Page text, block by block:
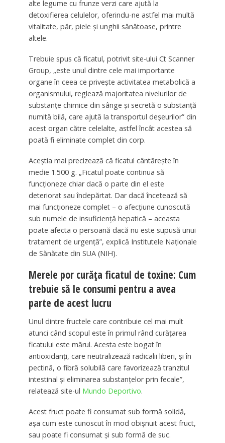
alte legume cu frunze verzi care ajută la
detoxifierea celulelor, oferindu-ne astfel mai multă
vitalitate, păr, piele și unghii sănătoase, printre
altele.
Trebuie spus că ficatul, potrivit site-ului Ct Scanner
Group, „este unul dintre cele mai importante
organe în ceea ce privește activitatea metabolică a
organismului, reglează majoritatea nivelurilor de
substanțe chimice din sânge și secretă o substanță
numită bilă, care ajută la transportul deșeurilor” din
acest organ către celelalte, astfel încât acestea să
poată fi eliminate complet din corp.
Aceștia mai precizează că ficatul cântărește în
medie 1.500 g. „Ficatul poate continua să
funcționeze chiar dacă o parte din el este
deteriorat sau îndepărtat. Dar dacă încetează să
mai funcționeze complet – o afecțiune cunoscută
sub numele de insuficiență hepatică – aceasta
poate afecta o persoană dacă nu este supusă unui
tratament de urgență”, explică Institutele Naționale
de Sănătate din SUA (NIH).
Merele por curăța ficatul de toxine: Cum
trebuie să le consumi pentru a avea
parte de acest lucru
Unul dintre fructele care contribuie cel mai mult
atunci când scopul este în primul rând curățarea
ficatului este mărul. Acesta este bogat în
antioxidanți, care neutralizează radicalii liberi, și în
pectină, o fibră solubilă care favorizează tranzitul
intestinal și eliminarea substanțelor prin fecale”,
relatează site-ul Mundo Deportivo.
Acest fruct poate fi consumat sub formă solidă,
așa cum este cunoscut în mod obișnuit acest fruct,
sau poate fi consumat și sub formă de suc.